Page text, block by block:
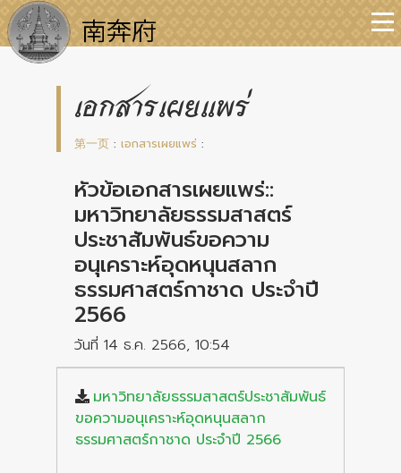
เอกสารเผยแพร่
第一页 : เอกสารเผยแพร่ :
หัวข้อเอกสารเผยแพร่::
มหาวิทยาลัยธรรมสาสตร์
ประชาสัมพันธ์ขอความ
อนุเคราะห์อุดหนุนสลาก
ธรรมศาสตร์กาชาด ประจำปี
2566
วันที่ 14 ธ.ค. 2566, 10:54
มหาวิทยาลัยธรรมสาสตร์ประชาสัมพันธ์
ขอความอนุเคราะห์อุดหนุนสลาก
ธรรมศาสตร์กาชาด ประจำปี 2566